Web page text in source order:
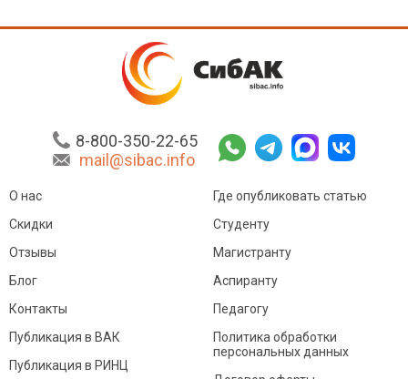
8-800-350-22-65
mail@sibac.info
О нас
Скидки
Отзывы
Блог
Контакты
Где опубликовать статью
Студенту
Магистранту
Аспиранту
Педагогу
Публикация в ВАК
Публикация в РИНЦ
Политика обработки
персональных данных